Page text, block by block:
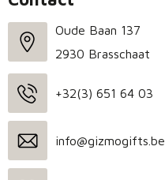
Oude Baan 137
2930 Brasschaat
+32(3) 651 64 03
info@gizmogifts.be